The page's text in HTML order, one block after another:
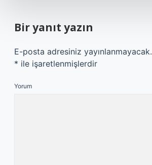
Bir yanıt yazın
E-posta adresiniz yayınlanmayacak.
* ile işaretlenmişlerdir
Yorum